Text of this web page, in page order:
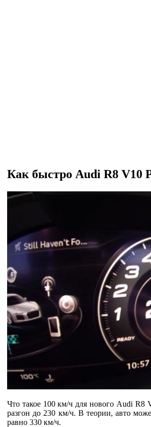
Как быстро Audi R8 V10
Что такое 100 км/ч для нового Audi R8
разгон до 230 км/ч. В теории, авто
равно 330 км/ч.